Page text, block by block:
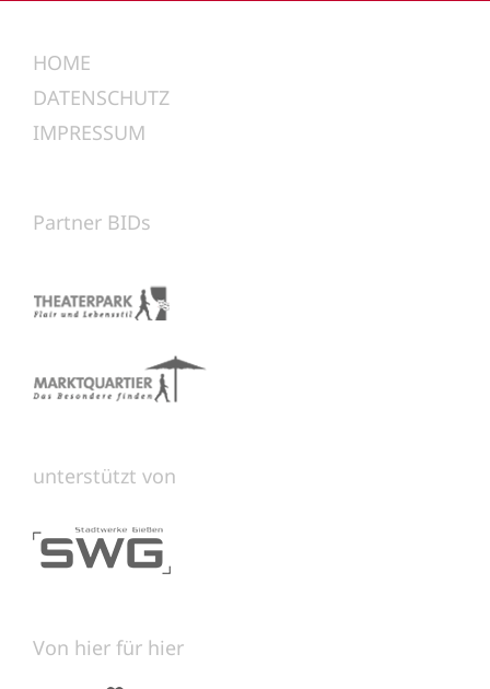
HOME
DATENSCHUTZ
IMPRESSUM
Partner BIDs
unterstützt von
Von hier für hier